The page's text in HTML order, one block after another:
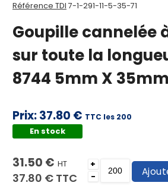
Référence TDI 7-1-291-11-5-35-71
Goupille cannelée
sur toute la
8744 5mm X
Prix:37.80 € TTC les 200
En stock
31.50 € HT
37.80 € TTC
+
-